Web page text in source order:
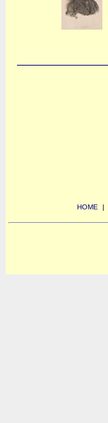
HOME |